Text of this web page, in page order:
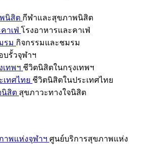
นิสิต กีฬาและสุขภาพนิสิต
าเฟ่ โรงอาหารและคาเฟ่
รม กิจกรรมและชมรม
บรั้วจุฬาฯ
เทพฯ ชีวิตนิสิตในกรุงเทพฯ
ทศไทย ชีวิตนิสิตในประเทศไทย
นิสิต สุขภาวะทางใจนิสิต
าพแห่งจุฬาฯ ศูนย์บริการสุขภาพแห่ง